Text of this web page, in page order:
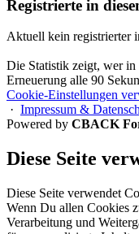
Registrierte in
Aktuell kein registrierter
Die Statistik zeigt, wer
Erneuerung alle 90
Cookie-Einstellungen
· Impressum &
Powered by CBACK
Diese Seite
Diese Seite verwendet
Wenn Du allen Cookies
Verarbeitung und